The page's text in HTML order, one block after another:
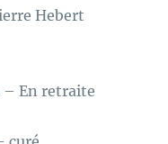
Hebert
– En retraite